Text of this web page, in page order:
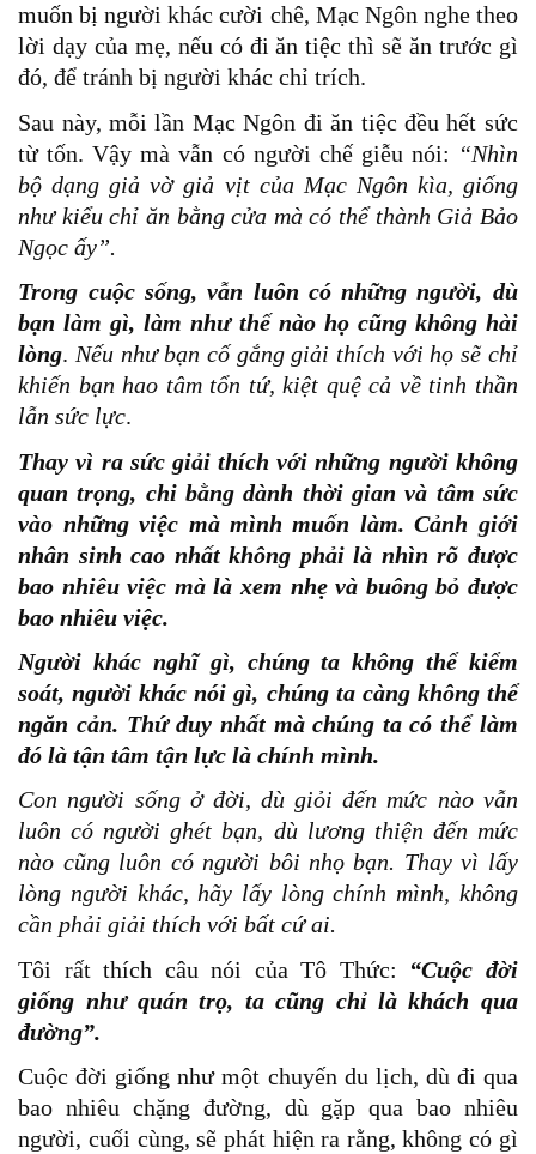
muốn bị người khác cười chê, Mạc Ngôn nghe theo
lời dạy của mẹ, nếu có đi ăn tiệc thì sẽ ăn trước gì
đó, để tránh bị người khác chỉ trích.
Sau này, mỗi lần Mạc Ngôn đi ăn tiệc đều hết sức
từ tốn. Vậy mà vẫn có người chế giễu nói: “Nhìn
bộ dạng giả vờ giả vịt của Mạc Ngôn kìa, giống
như kiểu chỉ ăn bằng cửa mà có thể thành Giả Bảo
Ngọc ấy”.
Trong cuộc sống, vẫn luôn có những người, dù
bạn làm gì, làm như thế nào họ cũng không hài
lòng. Nếu như bạn cố gắng giải thích với họ sẽ chỉ
khiến bạn hao tâm tổn tứ, kiệt quệ cả về tinh thần
lẫn sức lực.
Thay vì ra sức giải thích với những người không
quan trọng, chi bằng dành thời gian và tâm sức
vào những việc mà mình muốn làm. Cảnh giới
nhân sinh cao nhất không phải là nhìn rõ được
bao nhiêu việc mà là xem nhẹ và buông bỏ được
bao nhiêu việc.
Người khác nghĩ gì, chúng ta không thể kiểm
soát, người khác nói gì, chúng ta càng không thể
ngăn cản. Thứ duy nhất mà chúng ta có thể làm
đó là tận tâm tận lực là chính mình.
Con người sống ở đời, dù giỏi đến mức nào vẫn
luôn có người ghét bạn, dù lương thiện đến mức
nào cũng luôn có người bôi nhọ bạn. Thay vì lấy
lòng người khác, hãy lấy lòng chính mình, không
cần phải giải thích với bất cứ ai.
Tôi rất thích câu nói của Tô Thức: “Cuộc đời
giống như quán trọ, ta cũng chỉ là khách qua
đường”.
Cuộc đời giống như một chuyến du lịch, dù đi qua
bao nhiêu chặng đường, dù gặp qua bao nhiêu
người, cuối cùng, sẽ phát hiện ra rằng, không có gì